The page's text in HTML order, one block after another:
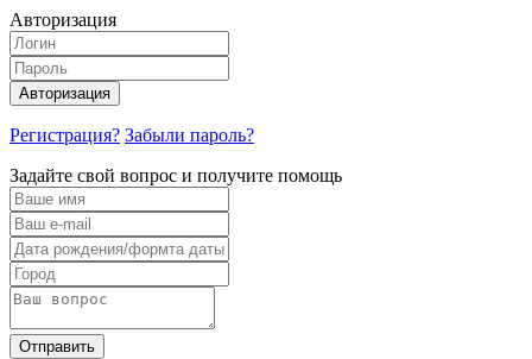
Авторизация
Авторизация
Регистрация? Забыли пароль?
Задайте свой вопрос и получите помощь
Отправить